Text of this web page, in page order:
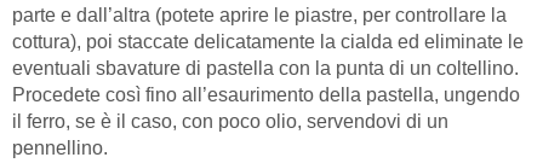
parte e dall’altra (potete aprire le piastre, per controllare la
cottura), poi staccate delicatamente la cialda ed eliminate le
eventuali sbavature di pastella con la punta di un coltellino.
Procedete così fino all’esaurimento della pastella, ungendo
il ferro, se è il caso, con poco olio, servendovi di un
pennellino.